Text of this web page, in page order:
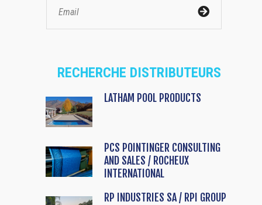
RECHERCHE DISTRIBUTEURS
LATHAM POOL PRODUCTS
PCS POINTINGER CONSULTING
AND SALES / ROCHEUX
INTERNATIONAL
RP INDUSTRIES SA / RPI GROUP